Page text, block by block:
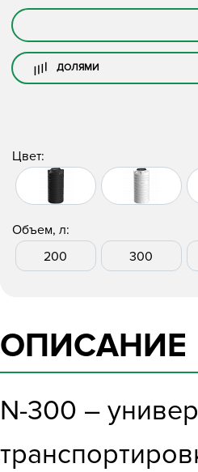
ДОЛЯМИ
Цвет:
Объем, л:
200
300
ОПИСАНИЕ
N-300 –